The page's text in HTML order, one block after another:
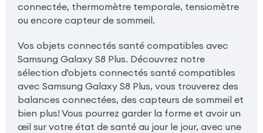
connectée, thermomètre temporale, tensiomètre
ou encore capteur de sommeil.
Vos objets connectés santé compatibles avec
Samsung Galaxy S8 Plus. Découvrez notre
sélection d'objets connectés santé compatibles
avec Samsung Galaxy S8 Plus, vous trouverez des
balances connectées, des capteurs de sommeil et
bien plus! Vous pourrez garder la forme et avoir un
œil sur votre état de santé au jour le jour, avec une